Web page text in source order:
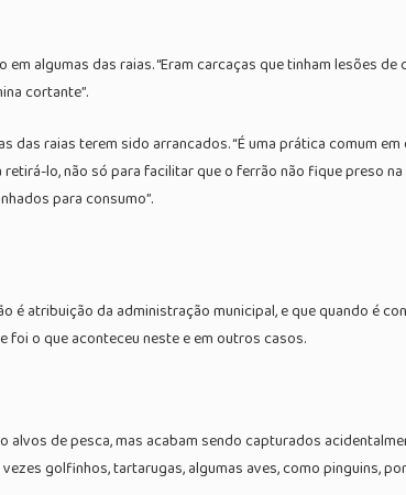
algumas das raias. “Eram carcaças que tinham lesões
cortante”.
raias terem sido arrancados. “É uma prática comum
lo, não só para facilitar que o ferrão não fique preso
para consumo”.
é atribuição da administração municipal, e que quando é
foi o que aconteceu neste e em outros casos.
de pesca, mas acabam sendo capturados
golfinhos, tartarugas, algumas aves, como pinguins,